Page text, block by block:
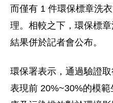
而僅有 1 件環保標章洗
理。相較之下，環保標
結果併於記者會公布。
環保署表示，通過驗證
表現前 20%~30%的模